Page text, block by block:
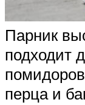
Парник
подходит
перца и